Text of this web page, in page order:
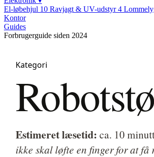
El-løbehjul 10 Ravjagt & UV-udstyr 4
Kontor
Guides
Forbrugerguide siden 2024
Kategori
Estimeret læsetid: ca. 10
ikke skal løfte en finger for at få